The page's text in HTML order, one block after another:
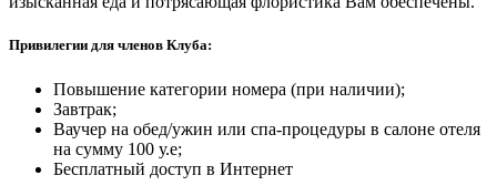
Привилегии для членов Клуба:
Повышение категории номера (при наличии);
Завтрак;
Ваучер на обед/ужин или спа-процедуры в салоне отеля
на сумму 100 у.е;
Бесплатный доступ в Интернет